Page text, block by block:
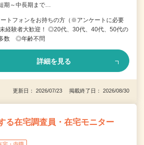
期～中長期まで…
トフォンをお持ちの方（※アンケートに必要
経験者大歓迎！ ◎20代、30代、40代、50代の
数 ◎年齢不問
詳細を見る
更新日： 2026/07/23 掲載終了日： 2026/08/30
る在宅調査員・在宅モニター